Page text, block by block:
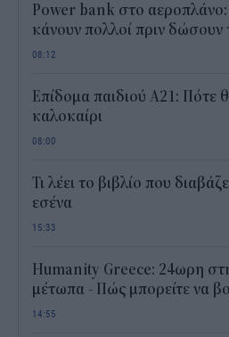
Power bank στο
κάνουν πολλοί πριν δώσουν
08:12
Επίδομα παιδιού Α21: Πότε
καλοκαίρι
08:00
Τι λέει το βιβλίο που
εσένα
15:33
Humanity Greece: 24ωρη
μέτωπα - Πώς μπορείτε να
14:55